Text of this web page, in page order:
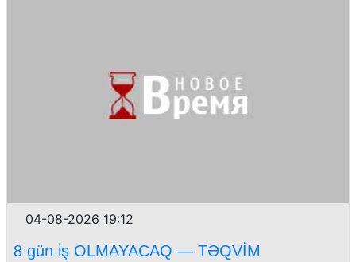
04-08-2026 19:12
8 gün iş OLMAYACAQ — TƏQVİM